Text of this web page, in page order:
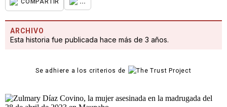
ARCHIVO
Esta historia fue publicada hace más de 3 años.
Se adhiere a los criterios de